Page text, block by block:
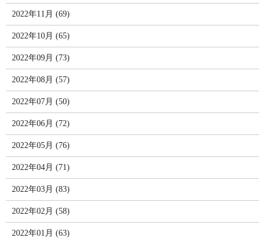
2022年11月 (69)
2022年10月 (65)
2022年09月 (73)
2022年08月 (57)
2022年07月 (50)
2022年06月 (72)
2022年05月 (76)
2022年04月 (71)
2022年03月 (83)
2022年02月 (58)
2022年01月 (63)